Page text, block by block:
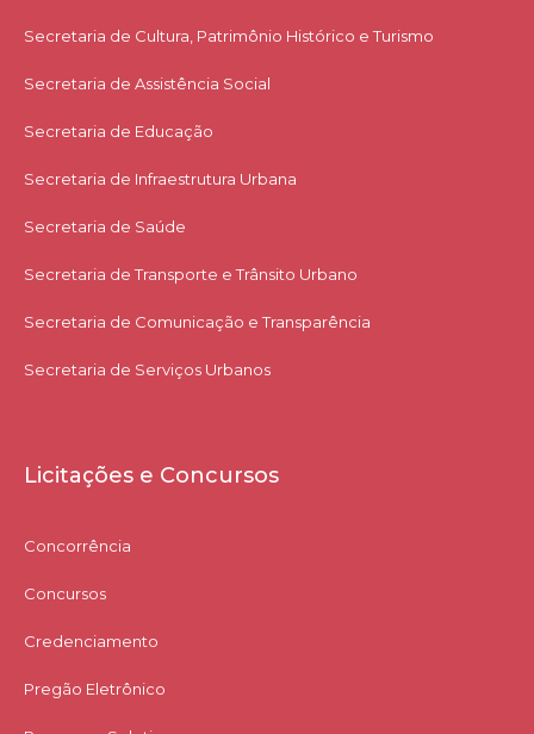
Secretaria de Cultura, Patrimônio Histórico e Turismo
Secretaria de Assistência Social
Secretaria de Educação
Secretaria de Infraestrutura Urbana
Secretaria de Saúde
Secretaria de Transporte e Trânsito Urbano
Secretaria de Comunicação e Transparência
Secretaria de Serviços Urbanos
Licitações e Concursos
Concorrência
Concursos
Credenciamento
Pregão Eletrônico